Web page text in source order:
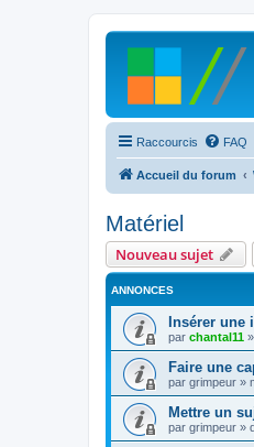
Raccourcis FAQ
Accueil du forum
Matériel
Nouveau sujet
ANNONCES
Insérer une
par chantal11 »
Faire une
par grimpeur »
Mettre un
par grimpeur »